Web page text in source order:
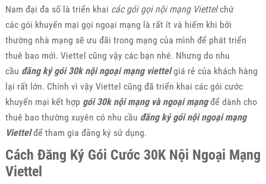
Nam đại đa số là triển khai các gói gọi nội mạng Viettelchứ
các gói khuyến mại gọi ngoại mạng là rất ít và hiếm khi bởi
thường nhà mạng sẽ ưu đãi trong mạng của mình để phát triển
thuê bao mới. Viettel cũng vậy các bạn nhé. Nhưng do nhu
cầu đăng ký gói 30k nội ngoại mạng viettelgiá rẻ của khách hàng
lại rất lớn. Chính vì vậy Viettel cũng đã triển khai các gói cước
khuyến mại kết hợp gói 30k nội mạng và ngoại mạngđể dành cho
thuê bao thường xuyên có nhu cầu đăng ký gói nội ngoại mạng
Viettelđể tham gia đăng ký sử dụng.
Cách Đăng Ký Gói Cước 30K Nội Ngoại Mạng
Viettel